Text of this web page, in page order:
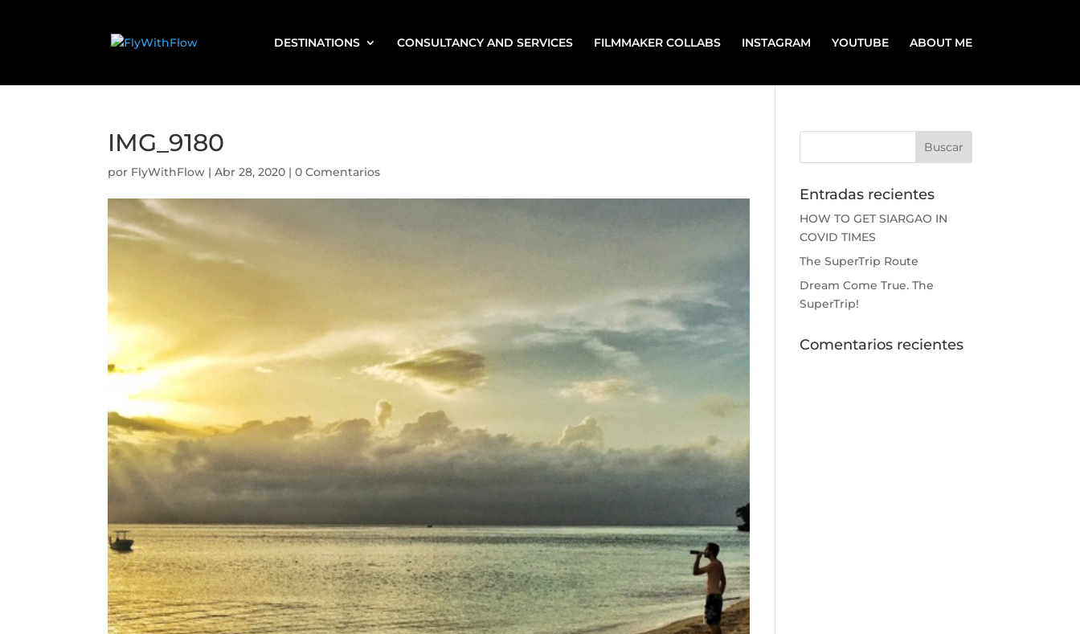
DESTINATIONS CONSULTANCY AND SERVICES FILMMAKER COLLABS INSTAGRAM YOUTUBE ABOUT ME
IMG_9180
por FlyWithFlow |Abr 28, 2020 |0 Comentarios
Entradas recientes
HOW TO GET SIARGAO IN
COVID TIMES
The SuperTrip Route
Dream Come True. The
SuperTrip!
Comentarios recientes